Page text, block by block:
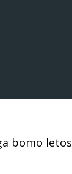
bomo letos